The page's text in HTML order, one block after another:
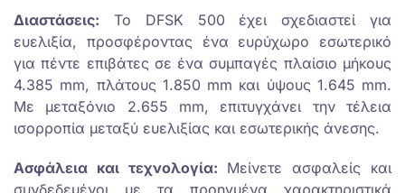
Διαστάσεις: Το DFSK 500 έχει σχεδιαστεί για
ευελιξία, προσφέροντας ένα ευρύχωρο εσωτερικό
για πέντε επιβάτες σε ένα συμπαγές πλαίσιο μήκους
4.385 mm, πλάτους 1.850 mm και ύψους 1.645 mm.
Με μεταξόνιο 2.655 mm, επιτυγχάνει την τέλεια
ισορροπία μεταξύ ευελιξίας και εσωτερικής άνεσης.
Ασφάλεια και τεχνολογία: Μείνετε ασφαλείς και
συνδεδεμένοι με τα προηγμένα χαρακτηριστικά